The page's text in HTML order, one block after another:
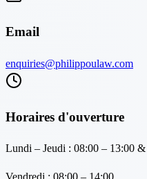
Email
enquiries@philippoulaw.com
Horaires d'ouverture
Lundi – Jeudi : 08:00 – 13:00